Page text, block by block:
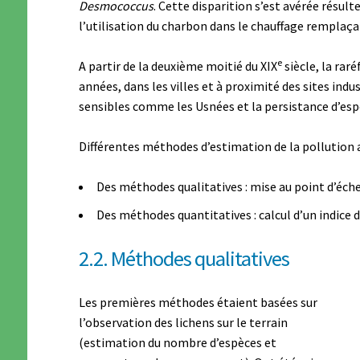
Desmococcus. Cette disparition s’est avérée
l’utilisation du charbon dans le chauffage
A partir de la deuxième moitié du XIXesiècle, la
années, dans les villes et à proximité des sites
sensibles comme les Usnées et la persistance
Différentes méthodes d’estimation de la
Des méthodes qualitatives : mise au point
Des méthodes quantitatives : calcul d’un indice
2.2. Méthodes qualitatives
Les premières méthodes étaient basées sur
l’observation des lichens sur le terrain
(estimation du nombre d’espèces et